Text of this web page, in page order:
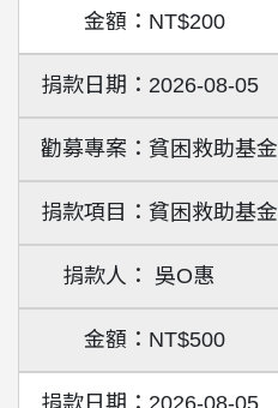
NT$200
2026-08-05
貧困救助基金
貧困救助基金
吳O惠
NT$500
2026-08-05